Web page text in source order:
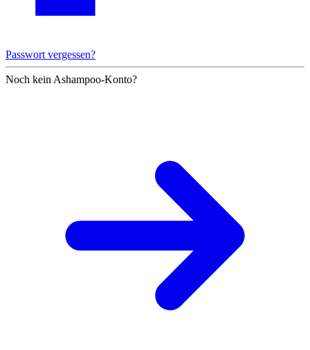
Passwort vergessen?
Noch kein Ashampoo-Konto?